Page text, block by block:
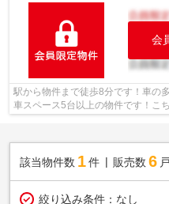
会
駅から物件まで徒歩8分です！車の
車スペース5台以上の物件です！こ
としてもうってつけです！当社は、
該当物件数 1件 販売数 6 戸
絞り込み条件： なし